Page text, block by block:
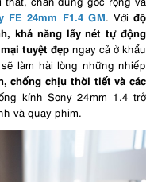
FE 24mm F1.4 GM. Vớiđộ
khả năng lấy nét tự động
tuyệt đẹpngay cả ở khẩu
làm hài lòng những nhiếp
chống chịu thời tiết và các
kính Sony 24mm 1.4 trở
và quay phim.